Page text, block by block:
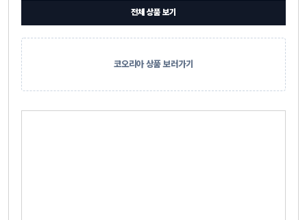
전체 상품 보기
코오리아 상품 보러가기